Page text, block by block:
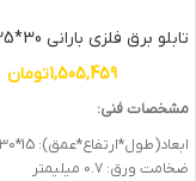
تابلو برق فلزی بارانی 30*25 تک فرم
1,505,459تومان
مشخصات فنی:
ابعاد(طول*ارتفاع*عمق): 15*30*25 cm
ضخامت ورق: 0.7 میلیمتر